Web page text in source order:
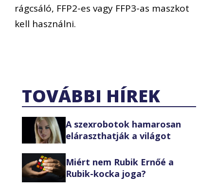
rágcsáló, FFP2-es vagy FFP3-as maszkot
kell használni.
TOVÁBBI HÍREK
A szexrobotok hamarosan
eláraszthatják a világot
Miért nem Rubik Ernőé a
Rubik-kocka joga?